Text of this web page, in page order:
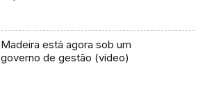
Madeira está agora sob um
governo de gestão (vídeo)